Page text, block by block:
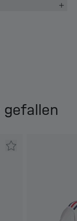
gefallen